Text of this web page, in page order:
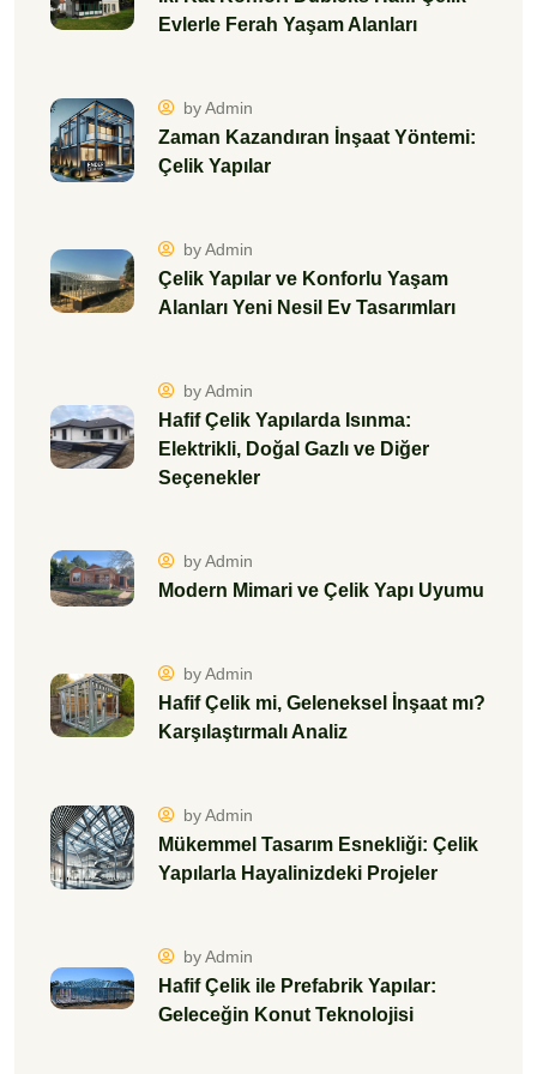
Evlerle Ferah Yaşam Alanları
by Admin
Zaman Kazandıran İnşaat Yöntemi:
Çelik Yapılar
by Admin
Çelik Yapılar ve Konforlu Yaşam
Alanları Yeni Nesil Ev Tasarımları
by Admin
Hafif Çelik Yapılarda Isınma:
Elektrikli, Doğal Gazlı ve Diğer
Seçenekler
by Admin
Modern Mimari ve Çelik Yapı Uyumu
by Admin
Hafif Çelik mi, Geleneksel İnşaat mı?
Karşılaştırmalı Analiz
by Admin
Mükemmel Tasarım Esnekliği: Çelik
Yapılarla Hayalinizdeki Projeler
by Admin
Hafif Çelik ile Prefabrik Yapılar:
Geleceğin Konut Teknolojisi